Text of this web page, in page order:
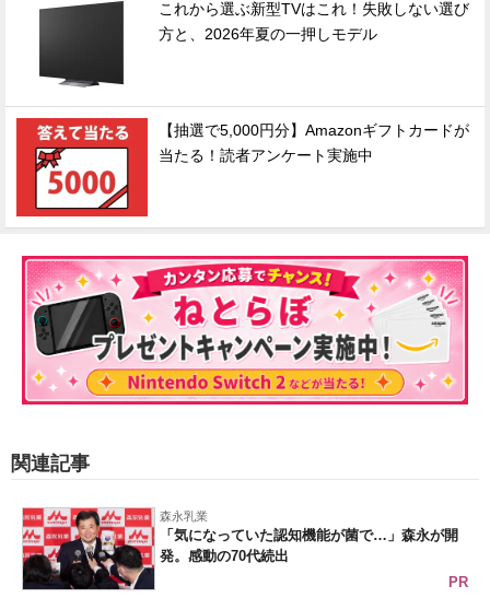
これから選ぶ新型TVはこれ！失敗しない選び
方と、2026年夏の一押しモデル
【抽選で5,000円分】Amazonギフトカードが
当たる！読者アンケート実施中
関連記事
森永乳業
「気になっていた認知機能が菌で…」森永が開
発。感動の70代続出
PR